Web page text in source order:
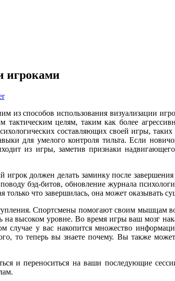
игроками
из способов использования визуализации
целям, таким как более
составляющих своей игры,
для умелого контроля тильта. Если
из игры, заметив признаки
должен делать заминку после
бэд-битов, обновление журнала
только что завершилась, она может оказывать
Спортсмены помогают своим мышцам
высоком уровне. Во время игры ваш мозг
случае у вас накопится множество
то теперь вы знаете почему. Вы также
и переноситься на ваши последующие